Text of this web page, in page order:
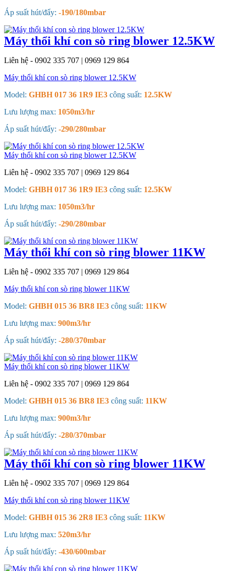
Áp suất hút/đẩy: -190/180mbar
Máy thổi khí con sò ring blower 12.5KW
Liên hệ - 0902 335 707 | 0969 129 864
Máy thổi khí con sò ring blower 12.5KW
Model: GHBH 017 36 1R9 IE3 công suất: 12.5KW
Lưu lượng max: 1050m3/hr
Áp suất hút/đẩy: -290/280mbar
Máy thổi khí con sò ring blower 12.5KW
Liên hệ - 0902 335 707 | 0969 129 864
Model: GHBH 017 36 1R9 IE3 công suất: 12.5KW
Lưu lượng max: 1050m3/hr
Áp suất hút/đẩy: -290/280mbar
Máy thổi khí con sò ring blower 11KW
Liên hệ - 0902 335 707 | 0969 129 864
Máy thổi khí con sò ring blower 11KW
Model: GHBH 015 36 BR8 IE3 công suất: 11KW
Lưu lượng max: 900m3/hr
Áp suất hút/đẩy: -280/370mbar
Máy thổi khí con sò ring blower 11KW
Liên hệ - 0902 335 707 | 0969 129 864
Model: GHBH 015 36 BR8 IE3 công suất: 11KW
Lưu lượng max: 900m3/hr
Áp suất hút/đẩy: -280/370mbar
Máy thổi khí con sò ring blower 11KW
Liên hệ - 0902 335 707 | 0969 129 864
Máy thổi khí con sò ring blower 11KW
Model: GHBH 015 36 2R8 IE3 công suất: 11KW
Lưu lượng max: 520m3/hr
Áp suất hút/đẩy: -430/600mbar